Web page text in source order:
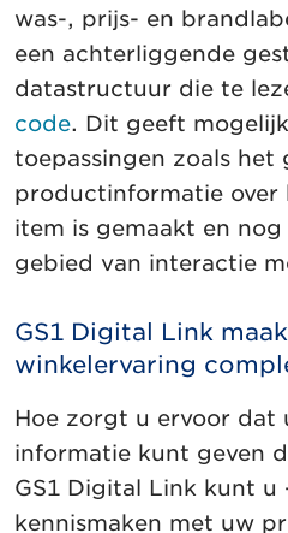
was-, prijs- en
een achterliggende
datastructuur die te
code. Dit geeft
toepassingen zoals het
productinformatie over
item is gemaakt en
gebied van interactie
GS1 Digital Link
winkelervaring
Hoe zorgt u ervoor dat
informatie kunt geven
GS1 Digital Link kunt u
kennismaken met uw